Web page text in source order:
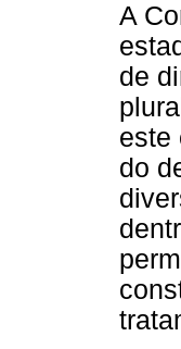
A
de
este
do